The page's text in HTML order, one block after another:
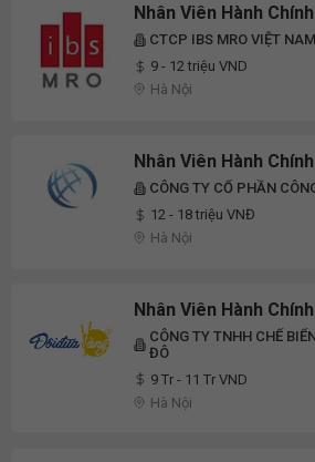
Nhân Viên Hành
CTCP IBS MRO VIỆT NAM
9 - 12 triệu VND
Hà Nội
Nhân Viên Hành
CÔNG TY CỔ PHẦN
12 - 18 triệu VNĐ
Hà Nội
Nhân Viên Hành
CÔNG TY TNHH CHẾ
ĐÔ
9 Tr - 11 Tr VND
Hà Nội